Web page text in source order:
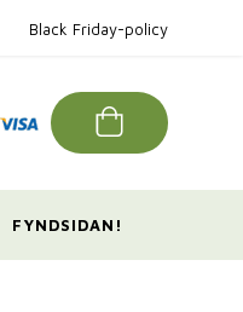
Black Friday-policy
FYNDSIDAN!